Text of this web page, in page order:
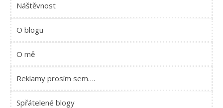
Náštěvnost
O blogu
O mě
Reklamy prosím sem….
Spřátelené blogy